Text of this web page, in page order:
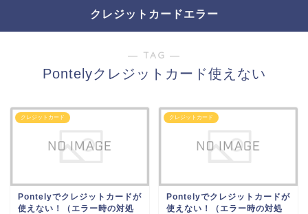
クレジットカードエラー
― TAG ―
Pontelyクレジットカード使えない
クレジットカード
Pontelyでクレジットカードが
使えない！（エラー時の対処
クレジットカード
Pontelyでクレジットカードが
使えない！（エラー時の対処